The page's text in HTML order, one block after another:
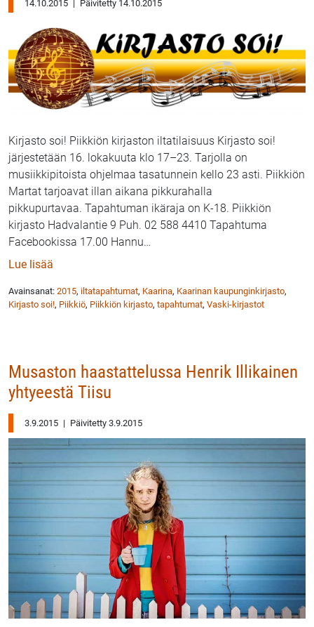
14.10.2015 Päivitetty 14.10.2015
Kirjasto soi! Piikkiön kirjaston iltatilaisuus Kirjasto soi!
järjestetään 16. lokakuuta klo 17–23. Tarjolla on
musiikkipitoista ohjelmaa tasatunnein kello 23 asti. Piikkiön
Martat tarjoavat illan aikana pikkurahalla
pikkupurtavaa. Tapahtuman ikäraja on K-18. Piikkiön
kirjasto Hadvalantie 9 Puh. 02 588 4410 Tapahtuma
Facebookissa 17.00 Hannu …
Lue lisää
Avainsanat: 2015, iltatapahtumat, Kaarina, Kaarinan kaupunginkirjasto,
Kirjasto soi!, Piikkiö, Piikkiön kirjasto, tapahtumat, Vaski-kirjastot
Musaston haastattelussa Henrik Illikainen
yhtyeestä Tiisu
3.9.2015 | Päivitetty 3.9.2015